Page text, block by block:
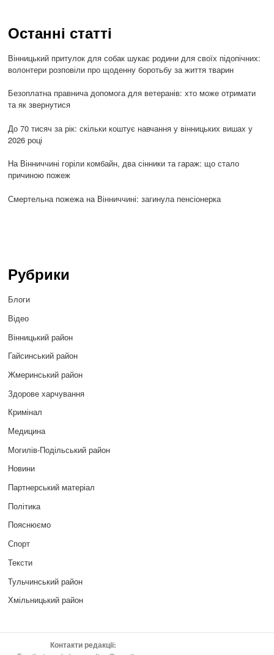
Останні статті
Вінницький притулок для собак шукає родини для своїх підопічних:
волонтери розповіли про щоденну боротьбу за життя тварин
Безоплатна правнича допомога для ветеранів: хто може отримати
та як звернутися
До 70 тисяч за рік: скільки коштує навчання у вінницьких вишах у
2026 році
На Вінниччині горіли комбайн, два сінники та гараж: що стало
причиною пожеж
Смертельна пожежа на Вінниччині: загинула пенсіонерка
Рубрики
Блоги
Відео
Вінницький район
Гайсинський район
Жмеринський район
Здорове харчування
Кримінал
Медицина
Могилів-Подільський район
Новини
Партнерський матеріал
Політика
Пояснюємо
Спорт
Тексти
Тульчинський район
Хмільницький район
Контакти редакції: